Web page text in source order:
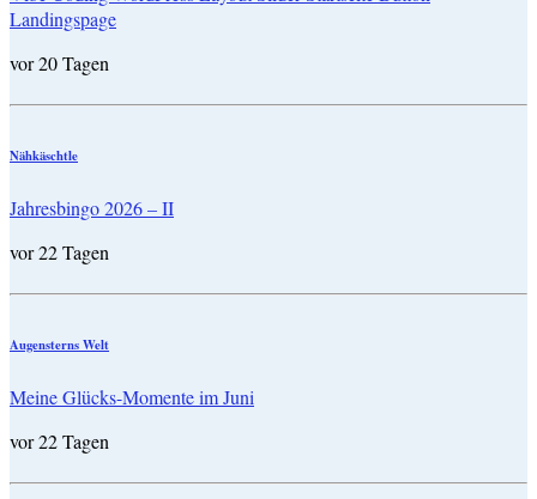
Landingspage
vor 20 Tagen
Nähkäschtle
Jahresbingo 2026 – II
vor 22 Tagen
Augensterns Welt
Meine Glücks-Momente im Juni
vor 22 Tagen